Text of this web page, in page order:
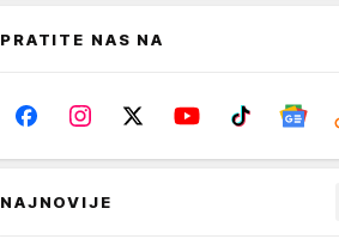
PRATITE NAS NA
NAJNOVIJE